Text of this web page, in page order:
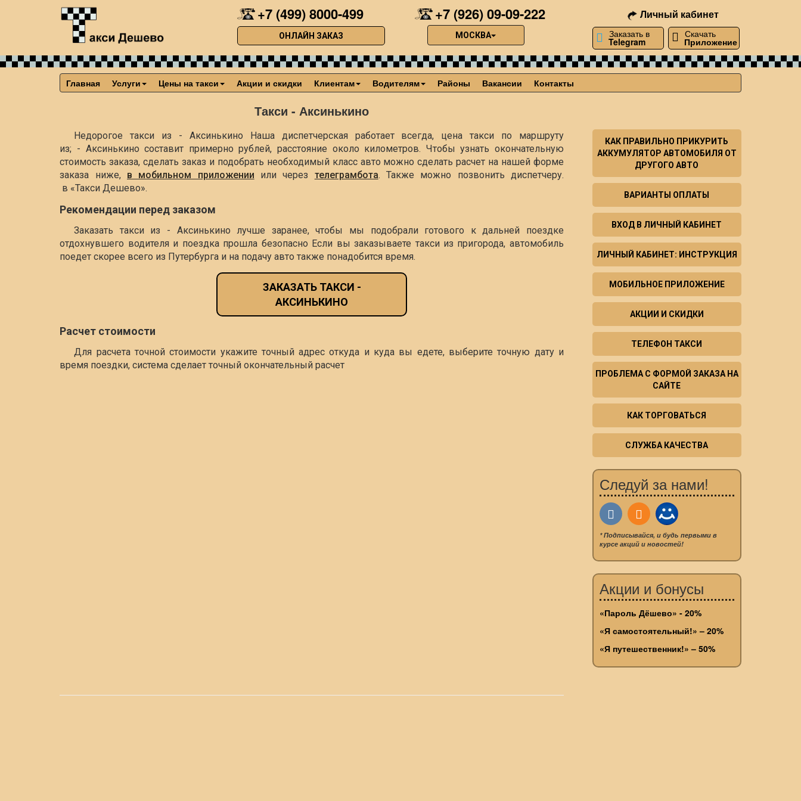
+7 (499) 8000-499
ОНЛАЙН ЗАКАЗ
+7 (926) 09-09-222
МОСКВА
Личный кабинет
Заказать в
Telegram
Скачать
Приложение
Главная Услуги Цены на такси Акции и скидки Клиентам Водителям Районы Вакансии Контакты
Такси - Аксинькино
Недорогое такси из - Аксинькино Наша диспетчерская работает всегда, цена такси по маршруту
из; - Аксинькино составит примернорублей, расстояние около километров. Чтобы узнать окончательную
стоимость заказа, сделать заказ и подобрать необходимый класс авто можно сделать расчет на нашей форме
заказа ниже, в мобильном приложении или через телеграмбота. Также можно позвонить диспетчеру.
в «Такси Дешево».
Рекомендации перед заказом
Заказать такси из - Аксинькино лучше заранее, чтобы мы подобрали готового к дальней поездке
отдохнувшего водителя и поездка прошла безопасно Если вы заказываете такси из пригорода, автомобиль
поедет скорее всего из Путербурга и на подачу авто также понадобится время.
ЗАКАЗАТЬ ТАКСИ -
АКСИНЬКИНО
Расчет стоимости
Для расчета точной стоимости укажите точный адрес откуда и куда вы едете, выберите точную дату и
время поездки, система сделает точный окончательный расчет
КАК ПРАВИЛЬНО ПРИКУРИТЬ
АККУМУЛЯТОР АВТОМОБИЛЯ ОТ
ДРУГОГО АВТО
ВАРИАНТЫ ОПЛАТЫ
ВХОД В ЛИЧНЫЙ КАБИНЕТ
ЛИЧНЫЙ КАБИНЕТ: ИНСТРУКЦИЯ
МОБИЛЬНОЕ ПРИЛОЖЕНИЕ
АКЦИИ И СКИДКИ
ТЕЛЕФОН ТАКСИ
ПРОБЛЕМА С ФОРМОЙ ЗАКАЗА НА
САЙТЕ
КАК ТОРГОВАТЬСЯ
СЛУЖБА КАЧЕСТВА
Следуй за нами!
* Подписывайся, и будь первыми в
курсе акций и новостей!
Акции и бонусы
«Пароль Дёшево» - 20%
«Я самостоятельный!» – 20%
«Я путешественник!» – 50%